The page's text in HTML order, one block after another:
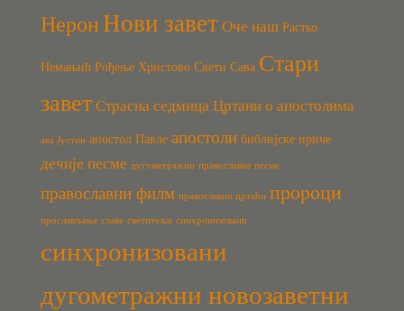
Нерон Нови завет Оче наш Растко
Немањић Рођење Христово Свети Сава Стари
завет Страсна седмица Цртани о апостолима
ава Јустин апостол Павле апостоли библијске приче
дечије песме дугометражни православне песме
православни филм православни цртаћи пророци
прослављање славе светитељи синхронизовани
синхронизовани
дугометражни новозаветни